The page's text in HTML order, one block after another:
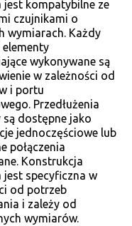
jest kompatybilne ze
czujnikami o
wymiarach. Każdy
wykonywane są
w zależności od
i portu
Przedłużenia
są dostępne jako
jednoczęściowe lub
połączenia
Konstrukcja
jest specyficzna w
od potrzeb
i zależy od
wymiarów.